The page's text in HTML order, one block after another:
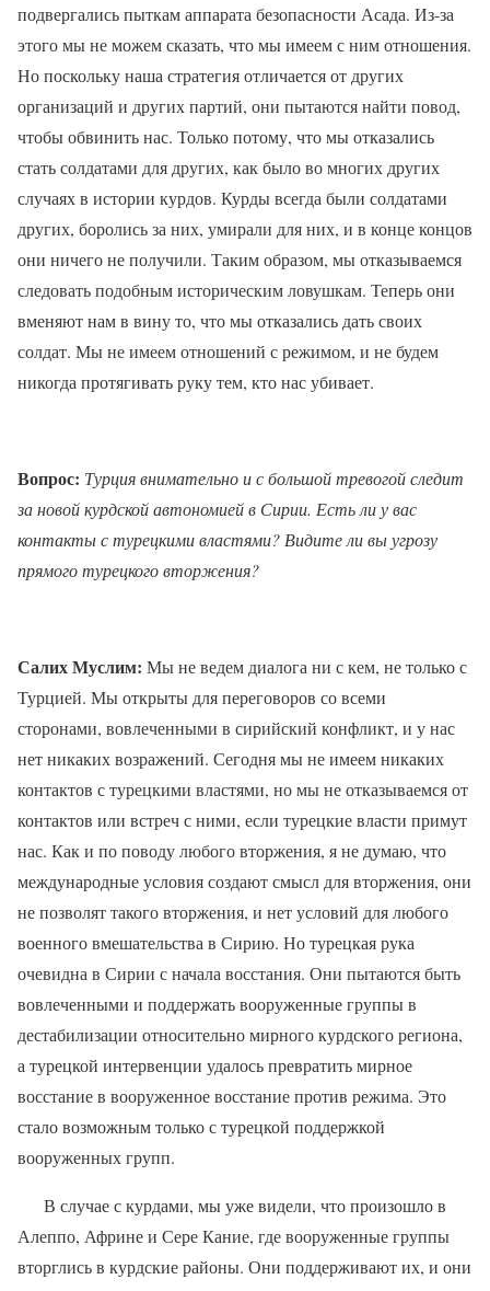
подвергались пыткам аппарата безопасности Асада. Из-за
этого мы не можем сказать, что мы имеем с ним отношения.
Но поскольку наша стратегия отличается от других
организаций и других партий, они пытаются найти повод,
чтобы обвинить нас. Только потому, что мы отказались
стать солдатами для других, как было во многих других
случаях в истории курдов. Курды всегда были солдатами
других, боролись за них, умирали для них, и в конце концов
они ничего не получили. Таким образом, мы отказываемся
следовать подобным историческим ловушкам. Теперь они
вменяют нам в вину то, что мы отказались дать своих
солдат. Мы не имеем отношений с режимом, и не будем
никогда протягивать руку тем, кто нас убивает.
Вопрос: Турция внимательно и с большой тревогой следит
за новой курдской автономией в Сирии. Есть ли у вас
контакты с турецкими властями? Видите ли вы угрозу
прямого турецкого вторжения?
Салих Муслим: Мы не ведем диалога ни с кем, не только с
Турцией. Мы открыты для переговоров со всеми
сторонами, вовлеченными в сирийский конфликт, и у нас
нет никаких возражений. Сегодня мы не имеем никаких
контактов с турецкими властями, но мы не отказываемся от
контактов или встреч с ними, если турецкие власти примут
нас. Как и по поводу любого вторжения, я не думаю, что
международные условия создают смысл для вторжения, они
не позволят такого вторжения, и нет условий для любого
военного вмешательства в Сирию. Но турецкая рука
очевидна в Сирии с начала восстания. Они пытаются быть
вовлеченными и поддержать вооруженные группы в
дестабилизации относительно мирного курдского региона,
а турецкой интервенции удалось превратить мирное
восстание в вооруженное восстание против режима. Это
стало возможным только с турецкой поддержкой
вооруженных групп.
В случае с курдами, мы уже видели, что произошло в
Алеппо, Африне и Сере Кание, где вооруженные группы
вторглись в курдские районы. Они поддерживают их, и они